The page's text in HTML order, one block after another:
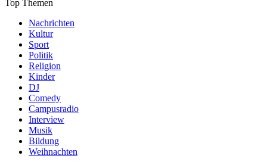
Top Themen
Nachrichten
Kultur
Sport
Politik
Religion
Kinder
DJ
Comedy
Campusradio
Interview
Musik
Bildung
Weihnachten